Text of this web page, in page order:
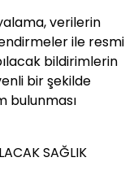
verilerin
ile resmi
bildirimlerin
bir şekilde
bulunması
SAĞLIK